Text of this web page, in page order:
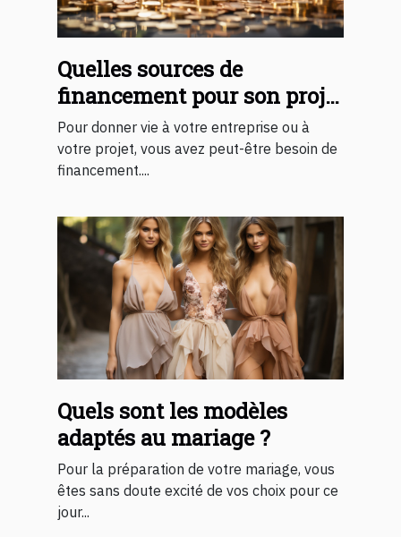
Quelles sources de
financement pour son projet
?
Pour donner vie à votre entreprise ou à
votre projet, vous avez peut-être besoin de
financement....
Quels sont les modèles
adaptés au mariage ?
Pour la préparation de votre mariage, vous
êtes sans doute excité de vos choix pour ce
jour...